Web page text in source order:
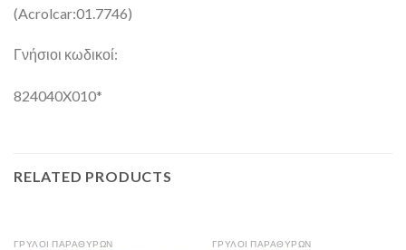
(Acrolcar:01.7746)
Γνήσιοι κωδικοί:
824040X010*
RELATED PRODUCTS
ΓΡΥΛΟΙ ΠΑΡΑΘΥΡΩΝ ΓΡΥΛΟΙ ΠΑΡΑΘΥΡΩΝ